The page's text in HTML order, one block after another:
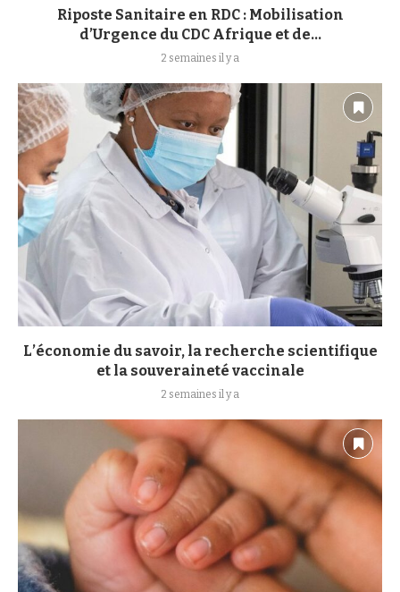
Riposte Sanitaire en RDC : Mobilisation
d’Urgence du CDC Afrique et de...
2 semaines il y a
L’économie du savoir, la recherche scientifique
et la souveraineté vaccinale
2 semaines il y a